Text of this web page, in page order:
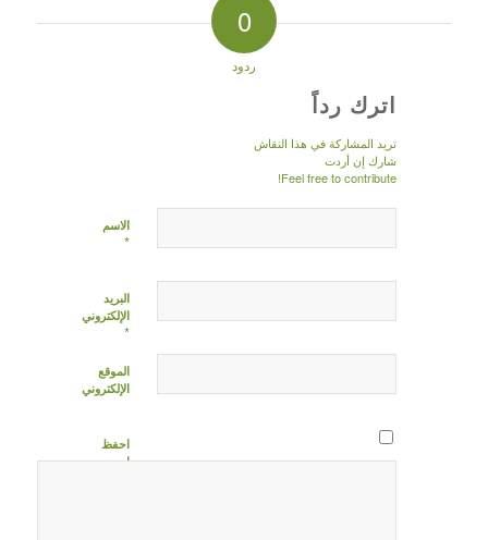
0
ردود
اترك رداً
تريد المشاركة في هذا النقاش
شارك إن أردت
Feel free to contribute!
الاسم
*
البريد
الإلكتروني
*
الموقع
الإلكتروني
احفظ
اسمي،